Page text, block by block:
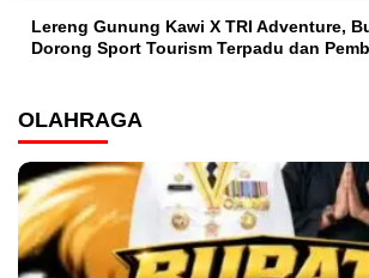
Lereng Gunung Kawi X TRI Adventure,
Dorong Sport Tourism Terpadu dan
OLAHRAGA